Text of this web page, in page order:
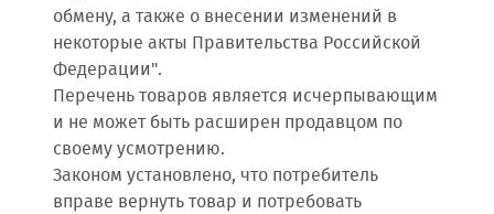
обмену, а также о внесении изменений в
некоторые акты Правительства Российской
Федерации".
Перечень товаров является исчерпывающим
и не может быть расширен продавцом по
своему усмотрению.
Законом установлено, что потребитель
вправе вернуть товар и потребовать